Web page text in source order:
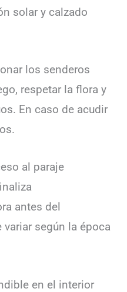
solar y calzado
los senderos
respetar la flora y
En caso de acudir
al paraje
antes del
variar según la época
en el interior